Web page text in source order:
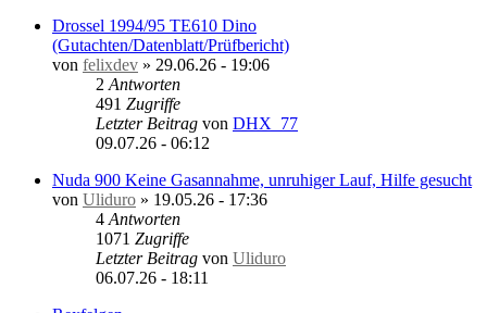
Drossel 1994/95 TE610 Dino
(Gutachten/Datenblatt/Prüfbericht)
von felixdev » 29.06.26 - 19:06
2 Antworten
491 Zugriffe
Letzter Beitrag von DHX_77
09.07.26 - 06:12
Nuda 900 Keine Gasannahme, unruhiger Lauf, Hilfe gesucht
von Uliduro » 19.05.26 - 17:36
4 Antworten
1071 Zugriffe
Letzter Beitrag von Uliduro
06.07.26 - 18:11